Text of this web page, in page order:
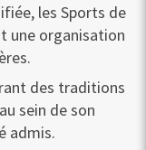
les Sports de
une organisation
des traditions
sein de son
admis.